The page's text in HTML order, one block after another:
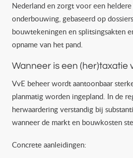
Nederland en zorgt voor een
onderbouwing, gebaseerd op
bouwtekeningen en splitsingsakten
opname van het pand.
Wanneer is een (her)taxatie
VvE beheer wordt aantoonbaar
planmatig worden ingepland. In de
herwaardering verstandig bij
wanneer de markt en bouwkosten
Concrete aanleidingen: